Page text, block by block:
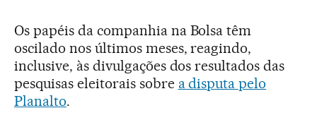
Os papéis da companhia na Bolsa têm
oscilado nos últimos meses, reagindo,
inclusive, às divulgações dos resultados das
pesquisas eleitorais sobre a disputa pelo
Planalto.